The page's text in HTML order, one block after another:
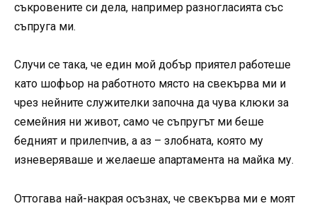
съкровените си дела, например разногласията със
съпруга ми.
Случи се така, че един мой добър приятел работеше
като шофьор на работното място на свекърва ми и
чрез нейните служителки започна да чува клюки за
семейния ни живот, само че съпругът ми беше
бедният и прилепчив, а аз – злобната, която му
изневеряваше и желаеше апартамента на майка му.
Оттогава най-накрая осъзнах, че свекърва ми е моят